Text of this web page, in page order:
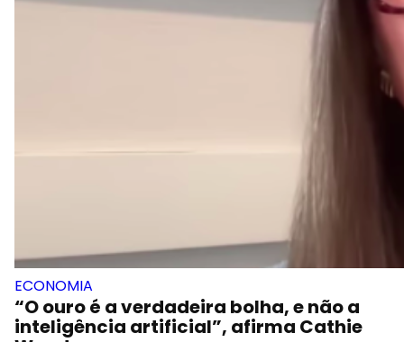
ECONOMIA
“O ouro é a verdadeira bolha, e não a
inteligência artificial”, afirma Cathie